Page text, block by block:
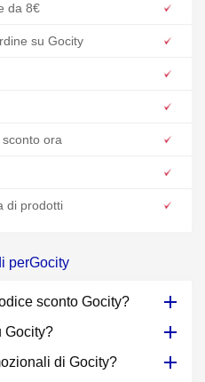
da 8€
su Gocity
ora
di prodotti
perGocity
sconto Gocity?
Gocity?
di Gocity?